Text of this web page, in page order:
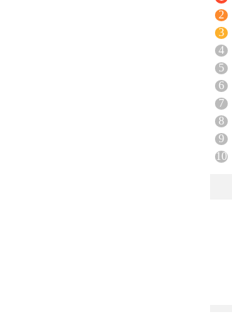
2
3
4
5
6
7
8
9
10